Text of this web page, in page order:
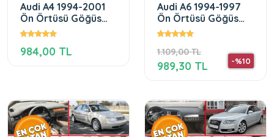
Audi A4 1994-2001
Ön Örtüsü Göğüs
Panel Torpido
Kılıfı
984,00 TL
Audi A6 1994-1997
Ön Örtüsü Göğüs
Panel Torpido
1.109,00 TL
-%10
989,30 TL